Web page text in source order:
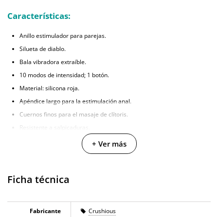
Características:
Anillo estimulador para parejas.
Silueta de diablo.
Bala vibradora extraíble.
10 modos de intensidad; 1 botón.
Material: silicona roja.
Apéndice largo para la estimulación anal.
Cuernos finos para el masaje de clítoris.
Resistente a salpicaduras.
Con pilas (3 x LR44, incluidas).
Dimensiones: 12,5 cm x 3,5 cm (diámetro del anillo).
+ Ver más
Ficha técnica
Fabricante Crushious